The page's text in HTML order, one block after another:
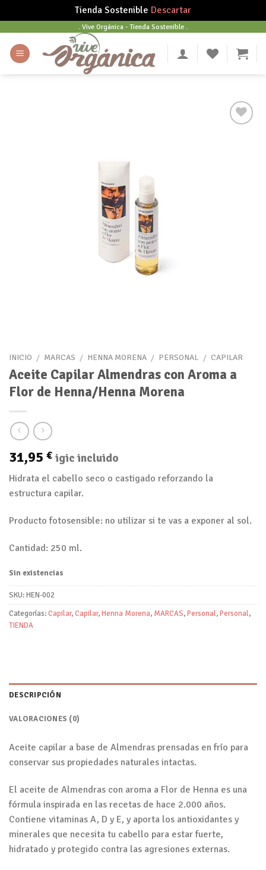
Tienda Sostenible Descartar
content
. Vive Orgánica - Tienda Sostenible .
INICIO / MARCAS / HENNA MORENA / PERSONAL / CAPILAR
Aceite Capilar Almendras con Aroma a
Flor de Henna/Henna Morena
31,95 € igic incluido
Hidrata el cabello seco o castigado reforzando la
estructura capilar.
Producto fotosensible: no utilizar si te vas a exponer al sol.
Cantidad: 250 ml.
Sin existencias
SKU:HEN-002
Categorías:Capilar,Capilar,Henna Morena, MARCAS,Personal,Personal,
TIENDA
DESCRIPCIÓN
VALORACIONES (0)
Aceite capilar a base de Almendras prensadas en frío para
conservar sus propiedades naturales intactas.
El aceite de Almendras con aroma a Flor de Henna es una
fórmula inspirada en las recetas de hace 2.000 años.
Contiene vitaminas A, D y E, y aporta los antioxidantes y
minerales que necesita tu cabello para estar fuerte,
hidratado y protegido contra las agresiones externas.